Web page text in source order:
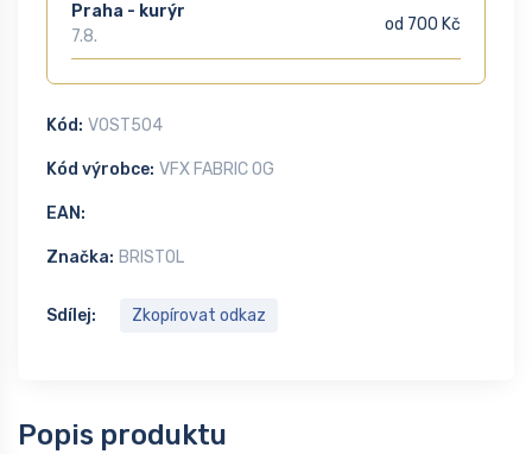
Praha - kurýr
7.8.
od 700 Kč
Kód: VOST504
Kód výrobce: VFX FABRIC OG
EAN:
Značka: BRISTOL
Sdílej: Zkopírovat odkaz
Popis produktu